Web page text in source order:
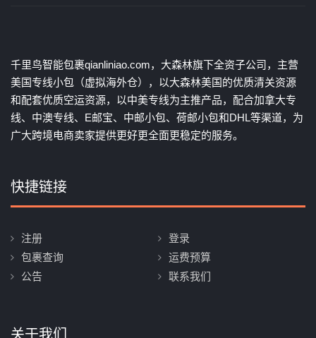
千里鸟智能包裹qianliniao.com，大森林旗下全资子公司，主营
美国专线小包（虚拟海外仓），以大森林美国的优质清关资源
和配套优质空运资源，以中美专线为主推产品，配合加拿大专
线、中澳专线、E邮宝、中邮小包、荷邮小包和DHL等渠道，为
广大跨境电商卖家提供更好更全面更稳定的服务。
快捷链接
注册
登录
包裹查询
运费预算
公告
联系我们
关于我们